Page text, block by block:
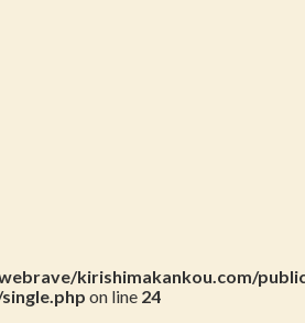
kirishimakankou.com/
on line 24